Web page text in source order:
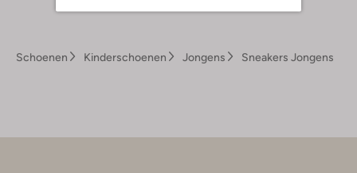
Schoenen Kinderschoenen Jongens Sneakers Jongens